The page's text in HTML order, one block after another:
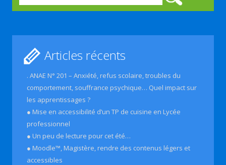
Articles récents
. ANAE N° 201 – Anxiété, refus scolaire, troubles du
comportement, souffrance psychique… Quel impact sur
les apprentissages ?
● Mise en accessibilité d’un TP de cuisine en Lycée
professionnel
● Un peu de lecture pour cet été…
● Moodle™, Magistère, rendre des contenus légers et
accessibles